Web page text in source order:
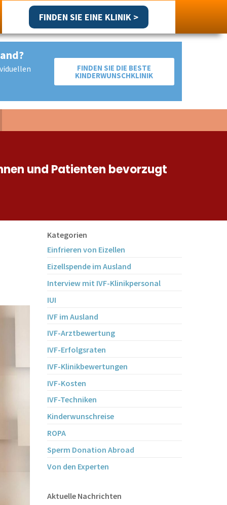
FINDEN SIE EINE KLINIK >
FINDEN SIE DIE BESTE
KINDERWUNSCHKLINIK
und Patienten bevorzugt
Kategorien
Einfrieren von Eizellen
Eizellspende im Ausland
Interview mit IVF-Klinikpersonal
IUI
IVF im Ausland
IVF-Arztbewertung
IVF-Erfolgsraten
IVF-Klinikbewertungen
IVF-Kosten
IVF-Techniken
Kinderwunschreise
ROPA
Sperm Donation Abroad
Von den Experten
Aktuelle Nachrichten